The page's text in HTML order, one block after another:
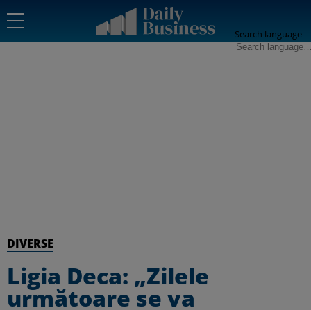
Search language
DIVERSE
Ligia Deca: „Zilele
următoare se va